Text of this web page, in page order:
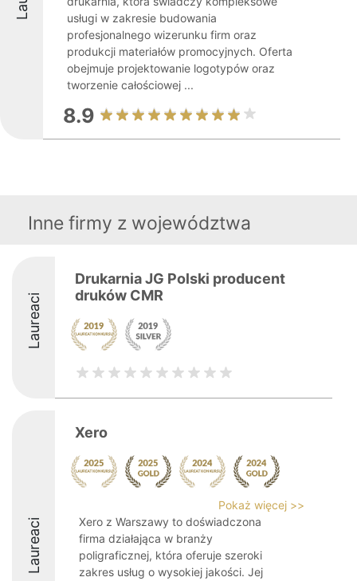
usługi w zakresie budowania
profesjonalnego wizerunku firm oraz
produkcji materiałów promocyjnych. Oferta
obejmuje projektowanie logotypów oraz
tworzenie całościowej ...
8.9
Inne firmy z województwa
Laureaci
Drukarnia JG Polski producent
druków CMR
Laureaci
Xero
Pokaż więcej >>
Xero z Warszawy to doświadczona
firma działająca w branży
poligraficznej, która oferuje szeroki
zakres usług o wysokiej jakości. Jej